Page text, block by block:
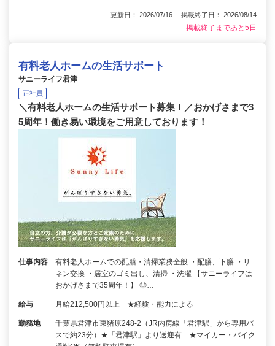
更新日： 2026/07/16 掲載終了日： 2026/08/14
掲載終了まであと5日
有料老人ホームの生活サポート
サニーライフ君津
正社員
＼有料老人ホームの生活サポート募集！／おかげさまで3
5周年！働き易い環境をご用意しております！
仕事内容
有料老人ホームでの配膳・清掃業務全般 ・配膳、下膳 ・リ
ネン交換 ・居室のゴミ出し、清掃 ・洗濯 【サニーライフは
おかげさまで35周年！】 ◎…
給与 月給212,500円以上 ★経験・能力による
勤務地
千葉県君津市東猪原248-2（JR内房線「君津駅」から専用バ
スで約23分）★「君津駅」より送迎有 ★マイカー・バイク